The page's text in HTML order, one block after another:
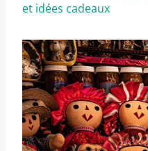
et idées cadeaux